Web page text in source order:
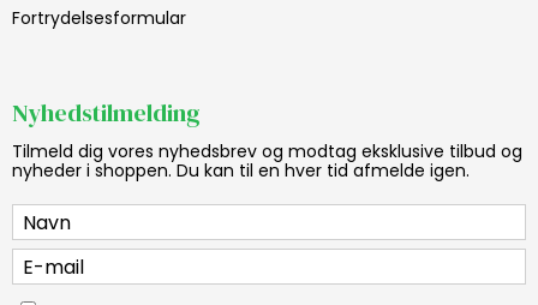
Fortrydelsesformular
Nyhedstilmelding
Tilmeld dig vores nyhedsbrev og modtag eksklusive tilbud og
nyheder i shoppen. Du kan til en hver tid afmelde igen.